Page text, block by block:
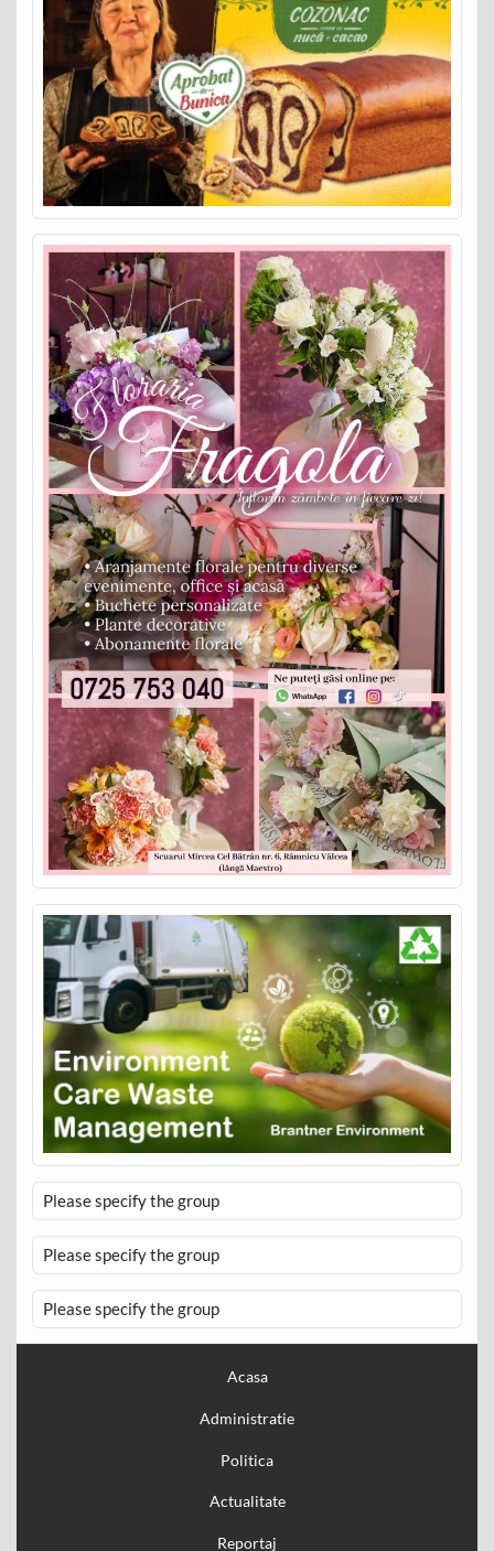
Please specify the group
Please specify the group
Please specify the group
Acasa
Administratie
Politica
Actualitate
Reportaj